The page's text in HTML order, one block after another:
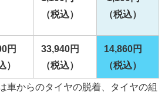
（税込）
（税込）
円
）
33,940円
（税込）
14,860円
（税込）
車からのタイヤの脱着、タイヤの組